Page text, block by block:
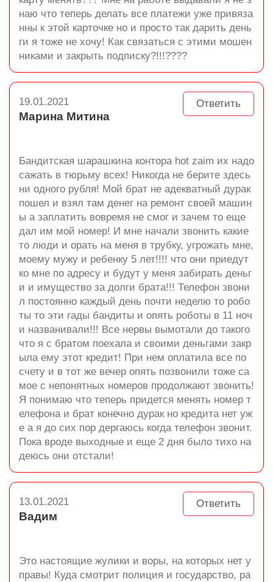
наю что теперь делать все платежи уже привяза
нны к этой карточке но и просто так дарить день
ги я тоже не хочу! Как связаться с этими мошен
никами и закрыть подписку?!!!????
Ответить
19.01.2021
Марина Митина
Бандитская шарашкина контора hot zaim их надо
сажать в тюрьму всех! Никогда не берите здесь
ни одного рубля! Мой брат не адекватный дурак
пошел и взял там денег на ремонт своей машин
ы а заплатить вовремя не смог и зачем то еще
дал им мой номер! И мне начали звонить какие
то люди и орать на меня в трубку, угрожать мне,
моему мужу и ребенку 5 лет!!!! что они приедут
ко мне по адресу и будут у меня забирать деньг
и и имущество за долги брата!!! Телефон звони
л постоянно каждый день почти неделю то робо
ты то эти гады бандиты и опять роботы в 11 ноч
и названивали!!! Все нервы вымотали до такого
что я с братом поехала и своими деньгами закр
ыла ему этот кредит! При нем оплатила все по
счету и в тот же вечер опять позвонили тоже са
мое с непонятных номеров продолжают звонить!
Я понимаю что теперь придется менять номер т
елефона и брат конечно дурак но кредита нет уж
е а я до сих пор дергаюсь когда телефон звонит.
Пока вроде выходные и еще 2 дня было тихо на
деюсь они отстали!
Ответить
13.01.2021
Вадим
Это настоящие жулики и воры, на которых нет у
правы! Куда смотрит полиция и государство, ра